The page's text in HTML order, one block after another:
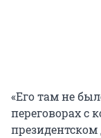
«Его там не
переговорах с